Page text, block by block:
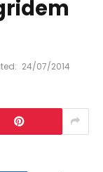
24/07/2014